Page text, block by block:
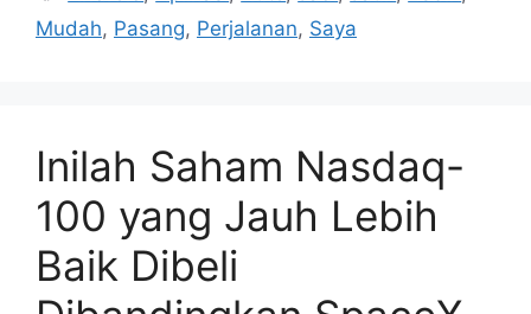
Mudah, Pasang, Perjalanan, Saya
Inilah Saham Nasdaq-
100 yang Jauh Lebih
Baik Dibeli